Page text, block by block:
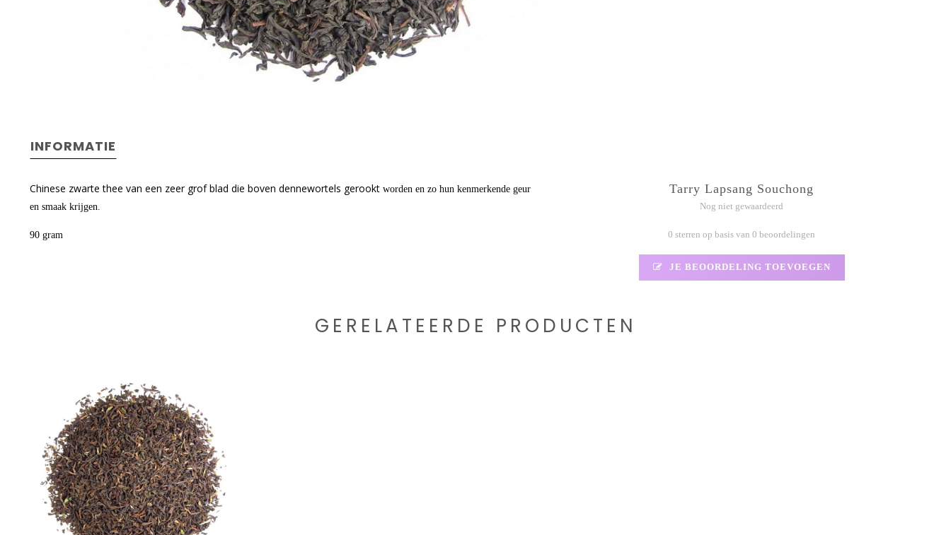
INFORMATIE
Chinese zwarte thee van een zeer grof blad die boven dennewortels gerookt worden en zo hun kenmerkende geur
en smaak krijgen.
90 gram
Tarry Lapsang Souchong
Nog niet gewaardeerd
0 sterren op basis van 0 beoordelingen
JE BEOORDELING TOEVOEGEN
GERELATEERDE PRODUCTEN